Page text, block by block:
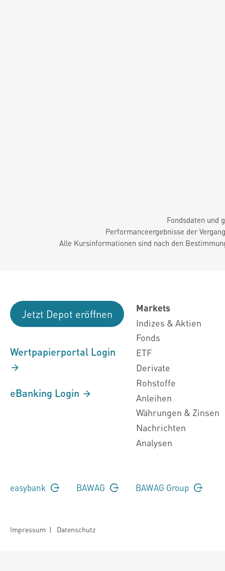
Fondsdaten und
Performanceergebnisse der
Alle Kursinformationen sind nach den
Jetzt Depot eröffnen
Wertpapierportal Login
eBanking Login
Markets
Indizes & Aktien
Fonds
ETF
Derivate
Rohstoffe
Anleihen
Währungen & Zinsen
Nachrichten
Analysen
easybank BAWAG BAWAG Group
Impressum | Datenschutz